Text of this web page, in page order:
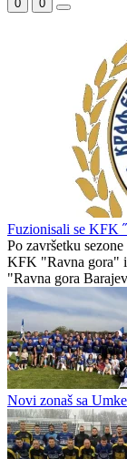
0 0
Fuzionisali se KFK
Po završetku
KFK "Ravna gora"
"Ravna gora
Novi zonaš sa